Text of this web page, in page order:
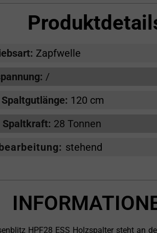
Zapfwelle
/
120 cm
Spaltkraft: 28 Tonnen
stehend
HPF28 ESS Holzspalter steht an